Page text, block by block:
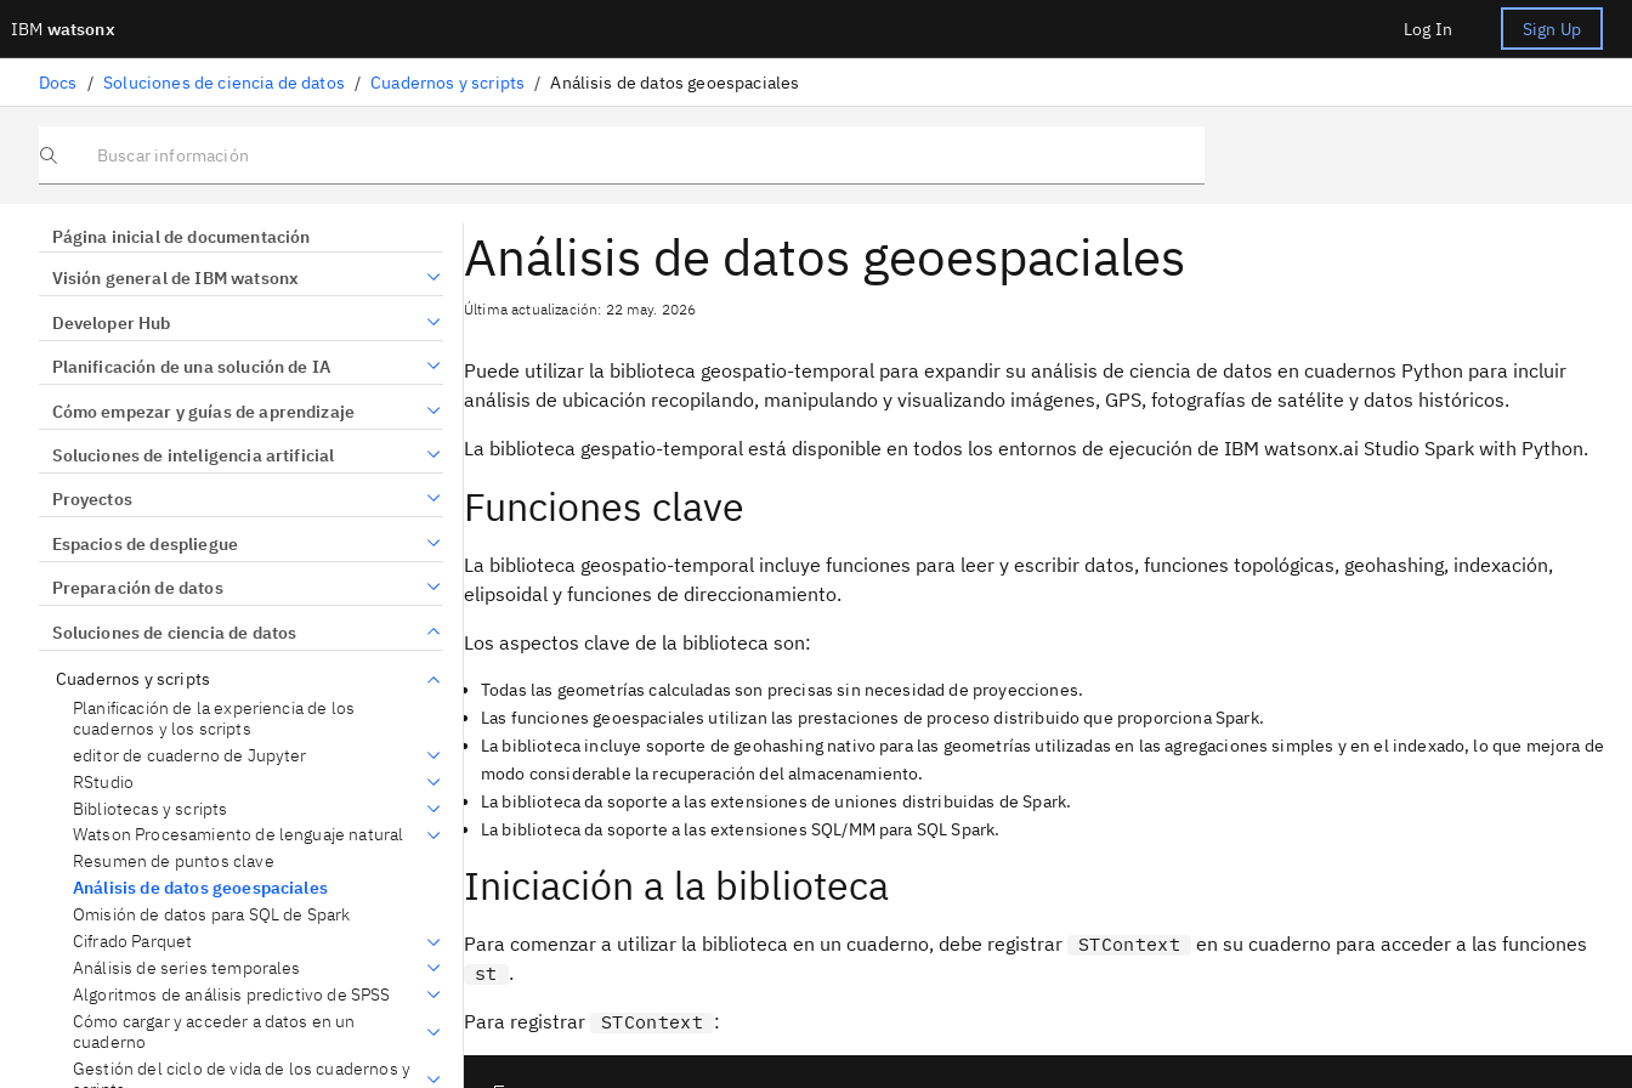
IBM watsonx Log In Sign Up
Docs / Soluciones de ciencia de datos / Cuadernos y scripts / Análisis de datos geoespaciales
Buscar información
Página inicial de documentación
Visión general de IBM watsonx
Developer Hub
Planificación de una solución de IA
Cómo empezar y guías de aprendizaje
Soluciones de inteligencia artificial
Proyectos
Espacios de despliegue
Preparación de datos
Soluciones de ciencia de datos
Cuadernos y scripts
Planificación de la experiencia de los
cuadernos y los scripts
editor de cuaderno de Jupyter
RStudio
Bibliotecas y scripts
Watson Procesamiento de lenguaje natural
Resumen de puntos clave
Análisis de datos geoespaciales
Omisión de datos para SQL de Spark
Cifrado Parquet
Análisis de series temporales
Algoritmos de análisis predictivo de SPSS
Cómo cargar y acceder a datos en un
cuaderno
Gestión del ciclo de vida de los cuadernos y
Análisis de datos geoespaciales
Última actualización: 22 may. 2026
Puede utilizar la biblioteca geospatio-temporal para expandir su análisis de ciencia de datos en cuadernos Python para incluir
análisis de ubicación recopilando, manipulando y visualizando imágenes, GPS, fotografías de satélite y datos históricos.
La biblioteca gespatio-temporal está disponible en todos los entornos de ejecución de IBM watsonx.ai Studio Spark with Python.
Funciones clave
La biblioteca geospatio-temporal incluye funciones para leer y escribir datos, funciones topológicas, geohashing, indexación,
elipsoidal y funciones de direccionamiento.
Los aspectos clave de la biblioteca son:
Todas las geometrías calculadas son precisas sin necesidad de proyecciones.
Las funciones geoespaciales utilizan las prestaciones de proceso distribuido que proporciona Spark.
La biblioteca incluye soporte de geohashing nativo para las geometrías utilizadas en las agregaciones simples y en el indexado, lo que mejora de
modo considerable la recuperación del almacenamiento.
La biblioteca da soporte a las extensiones de uniones distribuidas de Spark.
La biblioteca da soporte a las extensiones SQL/MM para SQL Spark.
Iniciación a la biblioteca
Para comenzar a utilizar la biblioteca en un cuaderno, debe registrar STContext en su cuaderno para acceder a las funciones
st
.
Para registrar
STContext :